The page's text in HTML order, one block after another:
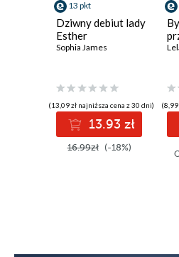
13 pkt
Dziwny debiut lady
Esther
Sophia James
(13,09 zł najniższa cena z 30 dni)
13.93 zł
16.99zł (-18%)
(8,99